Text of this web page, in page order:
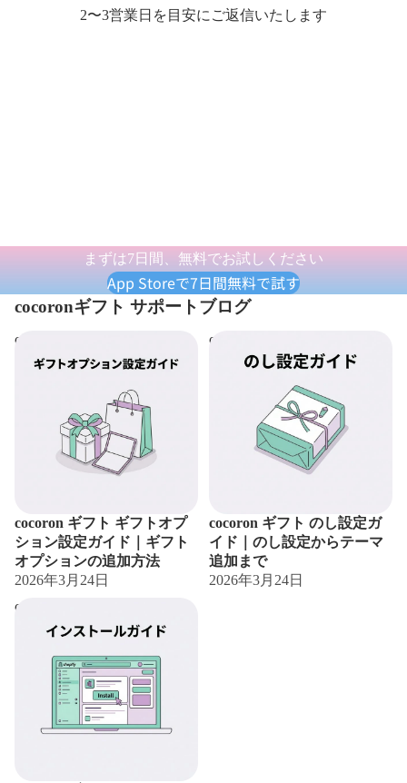
2〜3営業日を目安にご返信いたします
まずは7日間、無料でお試しください
App Storeで7日間無料で試す
cocoronギフト サポートブログ
cocoron ギフト ギフトオプ
ション設定ガイド｜ギフト
cocoron ギフト ギフトオプ
ション設定ガイド｜ギフト
オプションの追加方法
2026年3月24日
cocoron ギフト のし設定ガ
イド｜のし設定からテーマ
cocoron ギフト のし設定ガ
イド｜のし設定からテーマ
追加まで
2026年3月24日
cocoron ギフト インストー
ル方法｜プラン選択から利